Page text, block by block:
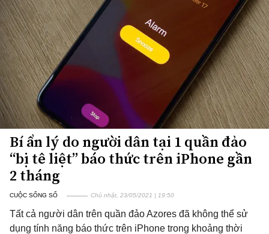
Bí ẩn lý do người dân tại 1 quần đảo
“bị tê liệt” báo thức trên iPhone gần
2 tháng
CUỘC SỐNG SỐ Chủ nhật, 23/05/2021 | 19:50
Tất cả người dân trên quần đảo Azores đã không thể sử
dụng tính năng báo thức trên iPhone trong khoảng thời